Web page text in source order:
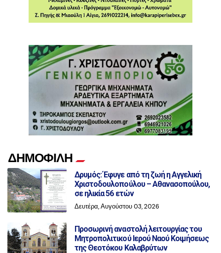
ΔΗΜΟΦΙΛΗ
Δρυμός: Έφυγε από τη ζωή η Αγγελική
Χριστοδουλοπούλου – Αθανασοπούλου,
σε ηλικία 56 ετών
Δευτέρα, Αυγούστου 03, 2026
Προσωρινή αναστολή λειτουργίας του
Μητροπολιτικού Ιερού Ναού Κοιμήσεως
της Θεοτόκου Καλαβρύτων